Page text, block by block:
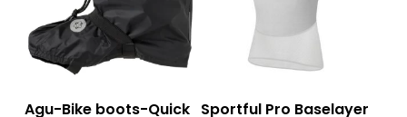
Opties Selecteren
Agu-Bike boots-Quick
Opties Selecteren
Sportful Pro Baselayer